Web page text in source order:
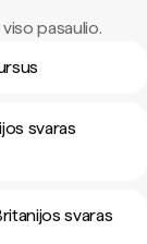
pasaulio.
svaras
svaras